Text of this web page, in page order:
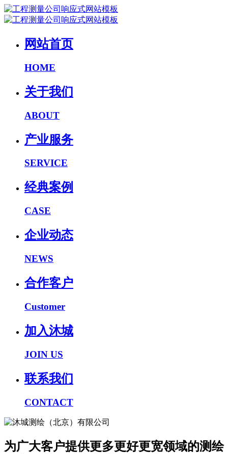
网站首页
HOME
关于我们
ABOUT
产业服务
SERVICE
经典案例
CASE
企业动态
NEWS
合作客户
Customer
加入沐城
JOIN US
联系我们
CONTACT
为广大客户提供更多更好更宽领域的测绘